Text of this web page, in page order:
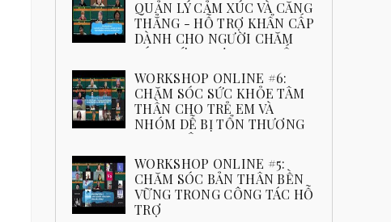
và Quy tắc trong Công tác Cứu Trợ Workshop ...
QUẢN LÝ CẢM XÚC VÀ CĂNG
THẲNG - HỖ TRỢ KHẨN CẤP
DÀNH CHO NGƯỜI CHĂM
SÓC, CỨU TRỢ, THAM VẤN,
CTXH
📒 Chủ đề: Quản lý cảm xúc và căng thẳng
trong hỗ trợ khẩn cấp dành cho người chăm
sóc, người cứu trợ, nhà tham vấn, nhân viên
công...
WORKSHOP ONLINE #6:
CHĂM SÓC SỨC KHỎE TÂM
THẦN CHO TRẺ EM VÀ
NHÓM DỄ BỊ TỔN THƯƠNG
SAU THIÊN TAI
❤️ RECAP WORKSHOP ONLINE 06- 15/11: Chăm
sóc sức khỏe tâm thần cho trẻ em và nhóm dễ
bị tổn thương sau thiên tai 🌸🌈 Ngày 15/11
vừa qua...
WORKSHOP ONLINE #5:
CHĂM SÓC BẢN THÂN BỀN
VỮNG TRONG CÔNG TÁC HỖ
TRỢ